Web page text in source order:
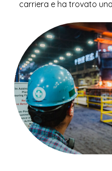
carriera e ha trovato